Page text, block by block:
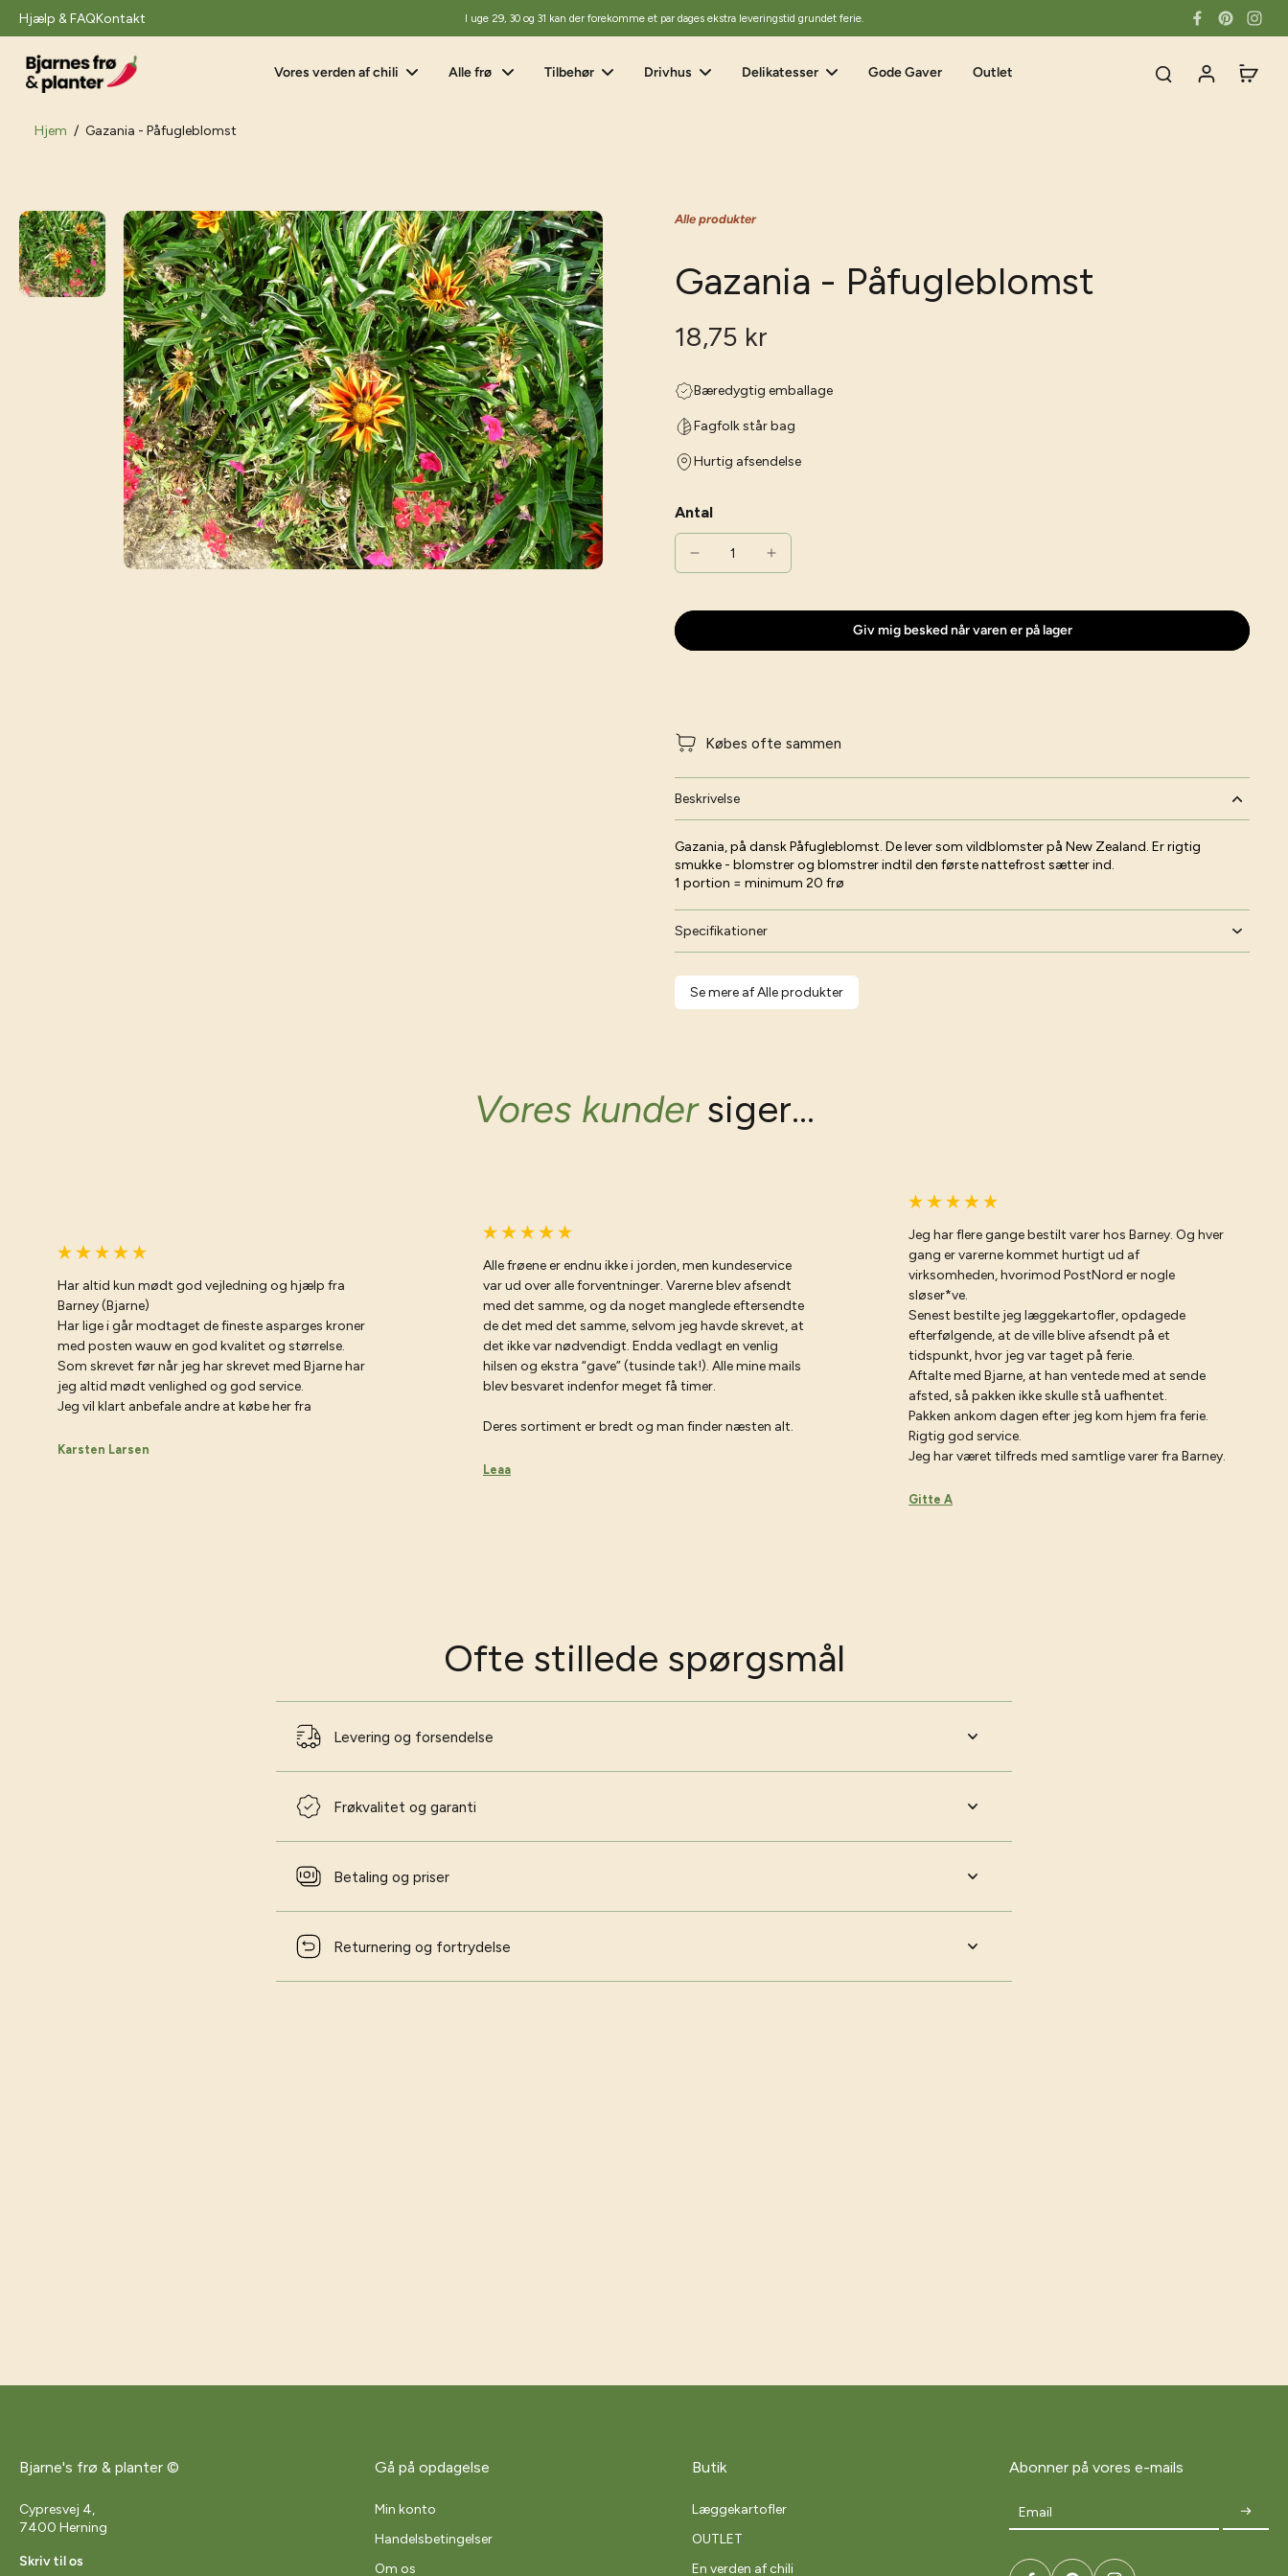
Hjælp & FAQKontakt I uge 29, 30 og 31 kan der forekomme et par dages ekstra leveringstid grundet ferie.
Vores verden af chili Alle frø Tilbehør Drivhus Delikatesser Gode Gaver Outlet
Hjem / Gazania - Påfugleblomst
Gå
til
produktoplysninger
Alle produkter
Gazania - Påfugleblomst
18,75 kr
Bæredygtig emballage
Fagfolk står bag
Hurtig afsendelse
Antal
Giv mig besked når varen er på lager
Købes ofte sammen
Beskrivelse
Gazania, på dansk Påfugleblomst. De lever som vildblomster på New Zealand. Er rigtig
smukke - blomstrer og blomstrer indtil den første nattefrost sætter ind.
1 portion = minimum 20 frø
Specifikationer
Se mere af Alle produkter
Vores kundersiger...
Har altid kun mødt god vejledning og hjælp fra
Barney (Bjarne)
Har lige i går modtaget de fineste asparges kroner
med posten wauw en god kvalitet og størrelse.
Som skrevet før når jeg har skrevet med Bjarne har
jeg altid mødt venlighed og god service.
Jeg vil klart anbefale andre at købe her fra
Karsten Larsen
Alle frøene er endnu ikke i jorden, men kundeservice
var ud over alle forventninger. Varerne blev afsendt
med det samme, og da noget manglede eftersendte
de det med det samme, selvom jeg havde skrevet, at
det ikke var nødvendigt. Endda vedlagt en venlig
hilsen og ekstra “gave” (tusinde tak!). Alle mine mails
blev besvaret indenfor meget få timer.
Deres sortiment er bredt og man finder næsten alt.
Leaa
Jeg har flere gange bestilt varer hos Barney. Og hver
gang er varerne kommet hurtigt ud af
virksomheden, hvorimod PostNord er nogle
sløser*ve.
Senest bestilte jeg læggekartofler, opdagede
efterfølgende, at de ville blive afsendt på et
tidspunkt, hvor jeg var taget på ferie.
Aftalte med Bjarne, at han ventede med at sende
afsted, så pakken ikke skulle stå uafhentet.
Pakken ankom dagen efter jeg kom hjem fra ferie.
Rigtig god service.
Jeg har været tilfreds med samtlige varer fra Barney.
Gitte A
Ofte stillede spørgsmål
Levering og forsendelse
Frøkvalitet og garanti
Betaling og priser
Returnering og fortrydelse
Bjarne's frø & planter ©
Cypresvej 4,
7400 Herning
Skriv til os
Gå på opdagelse
Min konto
Handelsbetingelser
Om os
Butik
Læggekartofler
OUTLET
En verden af chili
Abonner på vores e-mails
Email